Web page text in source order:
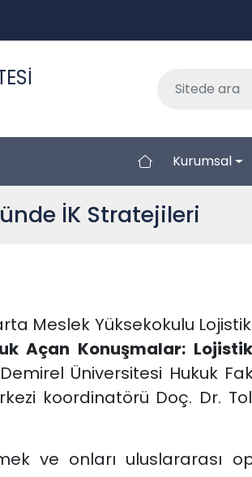
Kurumsal
İK Stratejileri
Meslek Yüksekokulu
Açan Konuşmalar:
Üniversitesi Hukuk
koordinatörü Doç. Dr.
ve onları uluslararası